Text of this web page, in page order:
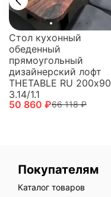
Стол кухонный
обеденный
прямоугольный
дизайнерский лофт
THETABLE RU 200х90
3.14/1.1
50 860 ₽66 118 ₽
Покупателям
Каталог товаров